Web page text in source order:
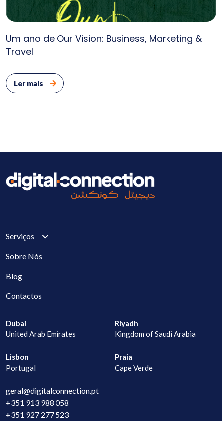
Um ano de Our Vision: Business, Marketing &
Travel
Ler mais
Serviços
Sobre Nós
Blog
Contactos
Dubai
United Arab Emirates
Lisbon
Portugal
Riyadh
Kingdom of Saudi Arabia
Praia
Cape Verde
geral@digitalconnection.pt
+351 913 988 058
+351 927 277 523